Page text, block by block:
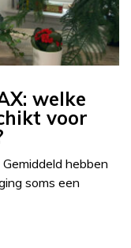
welke
voor
hebben
soms een